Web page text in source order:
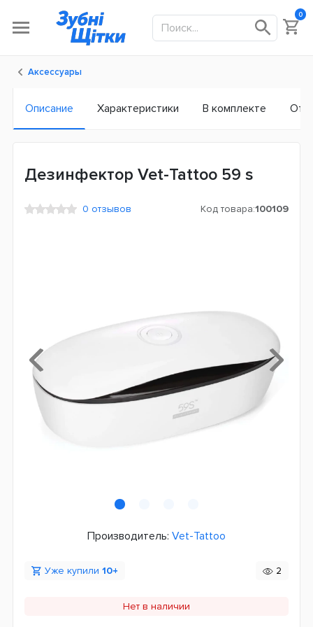
0
Аксессуары
Описание Характеристики В комплекте
Дезинфектор Vet-Tattoo 59 s
0 отзывов Код товара:100109
Производитель: Vet-Tattoo
Уже купили 10+ 2
Нет в наличии